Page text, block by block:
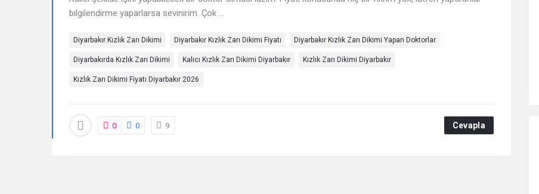
En
sonuncu
Sorular
bilgilendirme yaparlarsa sevinirim. Çok ...
Diyarbakır Kızlık Zarı Dikimi Diyarbakır Kızlık Zarı Dikimi Fiyatı Diyarbakır Kızlık Zarı Dikimi Yapan Doktorlar
Diyarbakırda Kızlık Zarı Dikimi Kalıcı Kızlık Zarı Dikimi Diyarbakır Kızlık Zarı Dikimi Diyarbakır
Kızlık Zarı Dikimi Fiyatı Diyarbakır 2026
0 0 9 Cevapla